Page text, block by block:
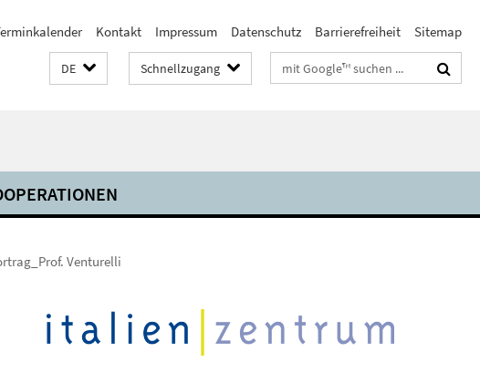
Kontakt Impressum Datenschutz Barrierefreiheit Sitemap
DE Schnellzugang Suchbegriffe
Venturelli